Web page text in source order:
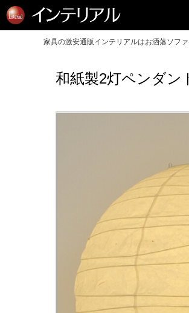
家具の激安通販インテリアルはお洒落ソフ
和紙製2灯ペンダン